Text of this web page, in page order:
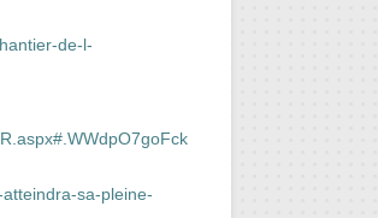
de-l-
sa-pleine-